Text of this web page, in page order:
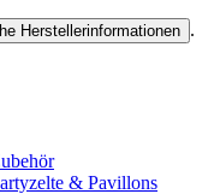
Herstellerinformationen .
& Pavillons